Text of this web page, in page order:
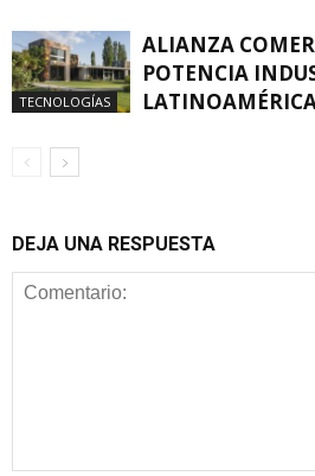
TECNOLOGÍAS
ALIANZA
POTENCIA
DEJA UNA RESPUESTA